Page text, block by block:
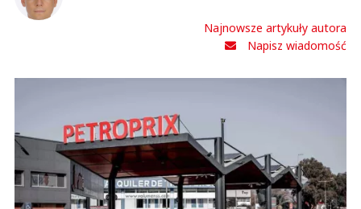
Najnowsze artykuły autora
Napisz wiadomość